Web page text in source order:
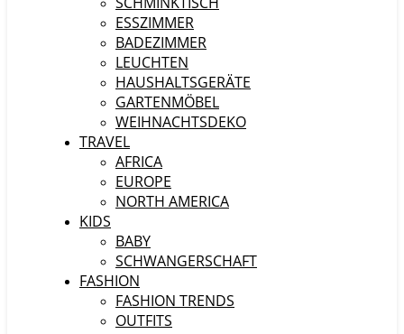
ESSZIMMER
BADEZIMMER
LEUCHTEN
HAUSHALTSGERÄTE
GARTENMÖBEL
WEIHNACHTSDEKO
TRAVEL
AFRICA
EUROPE
NORTH AMERICA
KIDS
BABY
SCHWANGERSCHAFT
FASHION
FASHION TRENDS
OUTFITS